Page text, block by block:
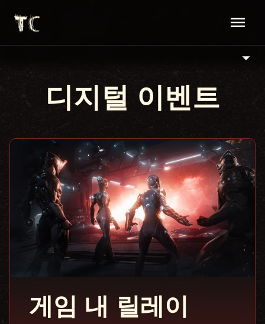
디지털 이벤트
게임 내 릴레이